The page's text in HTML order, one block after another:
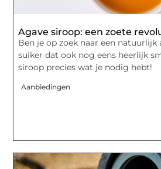
Agave siroop: een zoete
Ben je op zoek naar een
suiker dat ook nog eens heerlijk
siroop precies wat je nodig hebt!
Aanbiedingen